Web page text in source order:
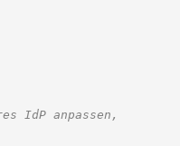
IdP anpassen,